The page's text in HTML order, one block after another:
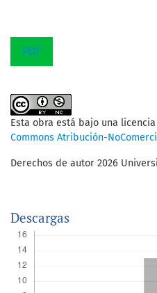
PDF
Esta obra está bajo una
Commons Atribución-
Derechos de autor 2026
Descargas